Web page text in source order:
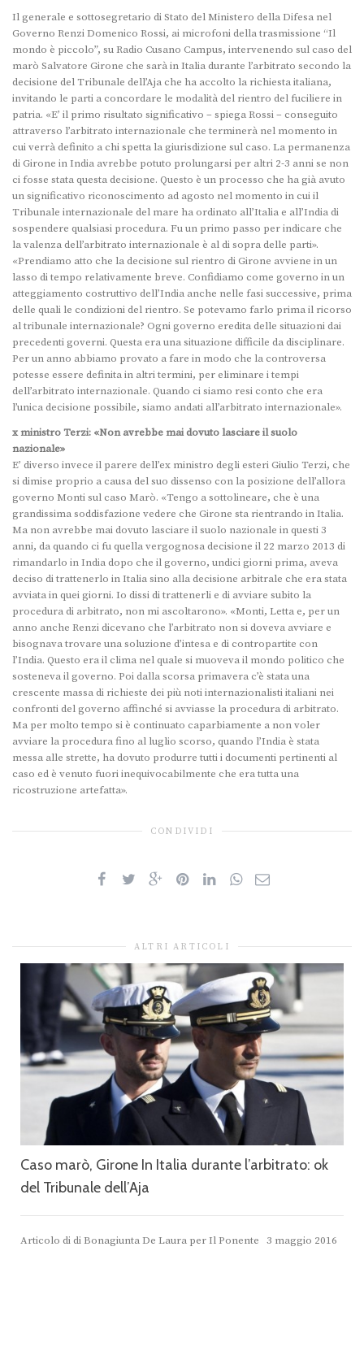
Il generale e sottosegretario di Stato del Ministero della Difesa nel
Governo Renzi Domenico Rossi, ai microfoni della trasmissione “Il
mondo è piccolo”, su Radio Cusano Campus, intervenendo sul caso del
marò Salvatore Girone che sarà in Italia durante l’arbitrato secondo la
decisione del Tribunale dell’Aja che ha accolto la richiesta italiana,
invitando le parti a concordare le modalità del rientro del fuciliere in
patria. «E’ il primo risultato significativo – spiega Rossi – conseguito
attraverso l’arbitrato internazionale che terminerà nel momento in
cui verrà definito a chi spetta la giurisdizione sul caso. La permanenza
di Girone in India avrebbe potuto prolungarsi per altri 2-3 anni se non
ci fosse stata questa decisione. Questo è un processo che ha già avuto
un significativo riconoscimento ad agosto nel momento in cui il
Tribunale internazionale del mare ha ordinato all’Italia e all’India di
sospendere qualsiasi procedura. Fu un primo passo per indicare che
la valenza dell’arbitrato internazionale è al di sopra delle parti».
«Prendiamo atto che la decisione sul rientro di Girone avviene in un
lasso di tempo relativamente breve. Confidiamo come governo in un
atteggiamento costruttivo dell’India anche nelle fasi successive, prima
delle quali le condizioni del rientro. Se potevamo farlo prima il ricorso
al tribunale internazionale? Ogni governo eredita delle situazioni dai
precedenti governi. Questa era una situazione difficile da disciplinare.
Per un anno abbiamo provato a fare in modo che la controversa
potesse essere definita in altri termini, per eliminare i tempi
dell’arbitrato internazionale. Quando ci siamo resi conto che era
l’unica decisione possibile, siamo andati all’arbitrato internazionale».
x ministro Terzi: «Non avrebbe mai dovuto lasciare il suolo
nazionale»
E’ diverso invece il parere dell’ex ministro degli esteri Giulio Terzi, che
si dimise proprio a causa del suo dissenso con la posizione dell’allora
governo Monti sul caso Marò. «Tengo a sottolineare, che è una
grandissima soddisfazione vedere che Girone sta rientrando in Italia.
Ma non avrebbe mai dovuto lasciare il suolo nazionale in questi 3
anni, da quando ci fu quella vergognosa decisione il 22 marzo 2013 di
rimandarlo in India dopo che il governo, undici giorni prima, aveva
deciso di trattenerlo in Italia sino alla decisione arbitrale che era stata
avviata in quei giorni. Io dissi di trattenerli e di avviare subito la
procedura di arbitrato, non mi ascoltarono». «Monti, Letta e, per un
anno anche Renzi dicevano che l’arbitrato non si doveva avviare e
bisognava trovare una soluzione d’intesa e di contropartite con
l’India. Questo era il clima nel quale si muoveva il mondo politico che
sosteneva il governo. Poi dalla scorsa primavera c’è stata una
crescente massa di richieste dei più noti internazionalisti italiani nei
confronti del governo affinché si avviasse la procedura di arbitrato.
Ma per molto tempo si è continuato caparbiamente a non voler
avviare la procedura fino al luglio scorso, quando l’India è stata
messa alle strette, ha dovuto produrre tutti i documenti pertinenti al
caso ed è venuto fuori inequivocabilmente che era tutta una
ricostruzione artefatta».
CONDIVIDI
ALTRI ARTICOLI
Caso marò, Girone In Italia durante l’arbitrato: ok
del Tribunale dell’Aja
Articolo di di Bonagiunta De Laura per Il Ponente 3 maggio 2016